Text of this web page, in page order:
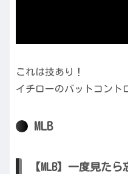
これは技あり！
イチローのバットコント
MLB
【MLB】一度見た